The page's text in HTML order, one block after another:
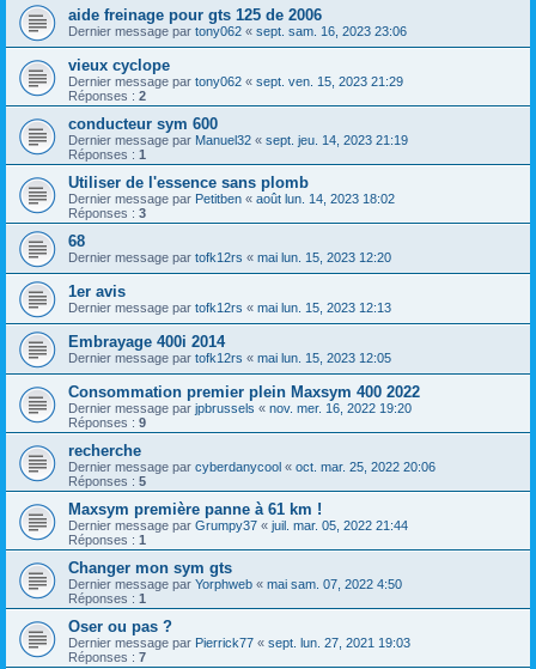
aide freinage pour gts 125 de 2006
Dernier message par tony062 « sept. sam. 16, 2023 23:06
vieux cyclope
Dernier message par tony062 « sept. ven. 15, 2023 21:29
Réponses : 2
conducteur sym 600
Dernier message par Manuel32 « sept. jeu. 14, 2023 21:19
Réponses : 1
Utiliser de l'essence sans plomb
Dernier message par Petitben « août lun. 14, 2023 18:02
Réponses : 3
68
Dernier message par tofk12rs « mai lun. 15, 2023 12:20
1er avis
Dernier message par tofk12rs « mai lun. 15, 2023 12:13
Embrayage 400i 2014
Dernier message par tofk12rs « mai lun. 15, 2023 12:05
Consommation premier plein Maxsym 400 2022
Dernier message par jpbrussels « nov. mer. 16, 2022 19:20
Réponses : 9
recherche
Dernier message par cyberdanycool « oct. mar. 25, 2022 20:06
Réponses : 5
Maxsym première panne à 61 km !
Dernier message par Grumpy37 « juil. mar. 05, 2022 21:44
Réponses : 1
Changer mon sym gts
Dernier message par Yorphweb « mai sam. 07, 2022 4:50
Réponses : 1
Oser ou pas ?
Dernier message par Pierrick77 « sept. lun. 27, 2021 19:03
Réponses : 7